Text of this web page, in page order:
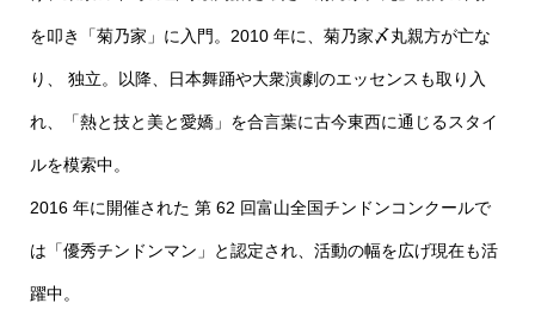
を叩き「菊乃家」に入門。2010 年に、菊乃家〆丸親方が亡な
り、 独立。以降、日本舞踊や大衆演劇のエッセンスも取り入
れ、「熱と技と美と愛嬌」を合言葉に古今東西に通じるスタイ
ルを模索中。
2016 年に開催された 第 62 回富山全国チンドンコンクールで
は「優秀チンドンマン」と認定され、活動の幅を広げ現在も活
躍中。